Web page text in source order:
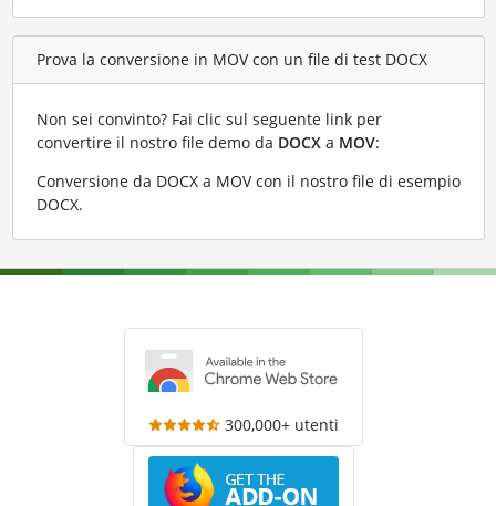
Prova la conversione in MOV con un file di test DOCX
Non sei convinto? Fai clic sul seguente link per
convertire il nostro file demo da DOCXa MOV:
Conversione da DOCX a MOV con il nostro file di esempio
DOCX.
300,000+ utenti